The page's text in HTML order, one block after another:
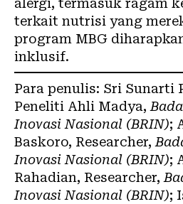
alergi, termasuk ragam
terkait nutrisi yang
program MBG
inklusif.
Para penulis: Sri Sunarti
Peneliti Ahli Madya,
Inovasi Nasional (BRIN);
Baskoro, Researcher,
Inovasi Nasional (BRIN);
Rahadian, Researcher,
Inovasi Nasional (BRIN);